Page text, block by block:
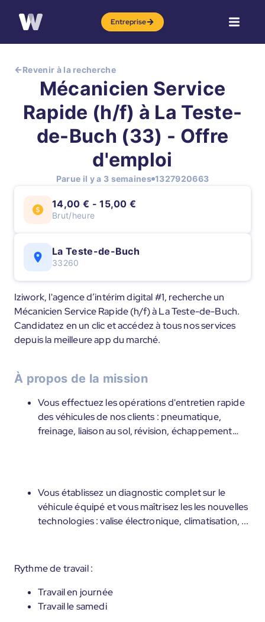
Entreprise
Revenir à la recherche
Mécanicien Service
Rapide (h/f) à La Teste-
de-Buch (33) - Offre
d'emploi
Parue il y a 3 semaines 1327920663
14,00 € - 15,00 €
Brut/heure
La Teste-de-Buch
33260
Iziwork, l'agence d’intérim digital #1, recherche un
Mécanicien Service Rapide (h/f) à La Teste-de-Buch.
Candidatez en un clic et accédez à tous nos services
depuis la meilleure app du marché.
À propos de la mission
Vous effectuez les opérations d'entretien rapide
des véhicules de nos clients : pneumatique,
freinage, liaison au sol, révision, échappement…
Vous établissez un diagnostic complet sur le
véhicule équipé et vous maîtrisez les les nouvelles
technologies : valise électronique, climatisation, ...
Rythme de travail :
Travail en journée
Travail le samedi